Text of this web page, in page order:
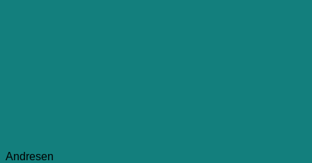
Andresen